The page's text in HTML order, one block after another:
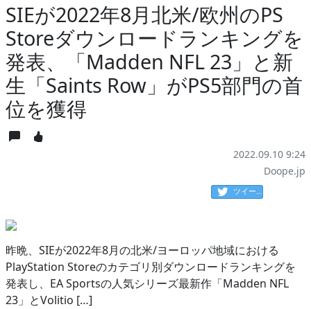
SIEが2022年8月北米/欧州のPS
Storeダウンロードランキングを
発表、「Madden NFL 23」と新
生「Saints Row」がPS5部門の首
位を獲得
2022.09.10 9:24
Doope.jp
ツイート
昨晩、SIEが2022年8月の北米/ヨーロッパ地域における
PlayStation Storeのカテゴリ別ダウンロードランキングを
発表し、EA Sportsの人気シリーズ最新作「Madden NFL
23」とVolitio […]